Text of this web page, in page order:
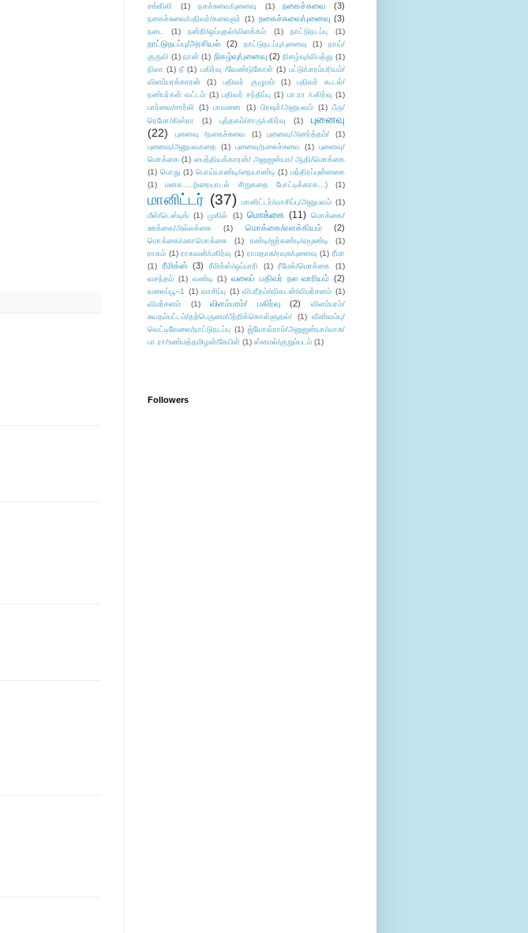
சங்கிலி
(1) நகச்சுவை/புனைவு (1) நகைச்சுவை (3)
நகைச்சுவை/பதிவர்/கலைஞர் (1) நகைச்சுவை/புனைவு (3)
நடை (1) நன்றி/ஒப்புதல்/விளக்கம் (1) நாட்டுநடப்பு (1)
நாட்டுநடப்பு/அரசியல் (2) நாட்டுநடப்பு/புனைவு (1)
நாய்/
குருவி (1) நான் (1) நிகழ்வு/புனைவு (2) நிகழ்வு/விபத்து (1)
நிலா (1) நீ (1) பகிர்வு /வேண்டுகோள் (1) பட்டு/பாரம்பரியம்/
விளம்பரக்காரன்
(1) பதிவர் குழுமம் (1)
பதிவர் கூடல்/
நண்பர்கள் வட்டம் (1) பதிவர் சந்திப்பு (1) பா.ரா /பகிர்வு (1)
பார்வை/சார்லி
(1) பாவனை (1) பிரஷர்/அனுபவம் (1) பீரு/
ரெமோ/கிஸ்ரா
(1) புத்தகம்/சாரு/பகிர்வு (1)
புனைவு
(22)
புனைவு /நகைச்சுவை (1) புனைவு/அனர்த்தம்/
(1)
புனைவு/அனுபவகதை (1) புனைவு/நகைச்சுவை (1) புனைவு/
மொக்கை (1) பைத்தியக்காரன்/ அனுஜன்யா/ ஆதி/மொக்கை
(1) பொது (1) பொய்யாண்டி/நையாண்டி (1) மந்திரப்புன்னகை
(1)
மனசு.....(உரையாடல் சிறுகதை போட்டிக்காக...) (1)
மானிட்டர் (37) மானிட்டர்/வாசிப்பு/அனுபவம் (1)
மீள்/டெஸ்டிங் (1) முகில் (1) மொக்கை (11) மொக்கை/
ஊக்கை/அல்லக்கை
(1) மொக்கை/எளக்கியம் (2)
மொக்கை/மகாமொக்கை (1) ரண்டி/ஜர்கண்டி/ஏமூண்டி
(1)
ராகம் (1) ராகவன்/பகிர்வு (1) ராமதாசு/ரவுசு/புனைவு (1) ரீமா
(1)
ரீமிக்ஸ் (3) ரீமிக்ஸ்/ஒப்பாரி (1) ரீமேக்/மொக்கை
(1)
வசந்தம் (1) வண்டி (1) வலைப் பதிவர் நல வாரியம் (2)
வலைப்பூ--1 (1) வாசிப்பு (1) விபரீதம்/விகடன்/விமர்சனம் (1)
விமர்சனம்
(1) விளம்பரம்/ பகிர்வு (2)
விளம்பரம்/
சுயதம்பட்டம்/தற்பெருமை/பீற்றிக்கொள்ளுதல்/
(1) வீண்வம்பு/
வெட்டிவேலை/நாட்டுநடப்பு (1) ஜ்யோவ்ராம்/அனுஜன்யா/வாசு/
பா.ரா/உண்மத்தமிழன்/கேபிள் (1) ஸ்மைல்/குறும்படம் (1)
Followers